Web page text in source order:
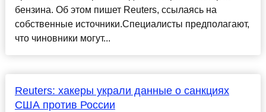
бензина. Об этом пишет Reuters, ссылаясь на
собственные источники.Специалисты предполагают,
что чиновники могут...
Reuters: хакеры украли данные о санкциях
США против России